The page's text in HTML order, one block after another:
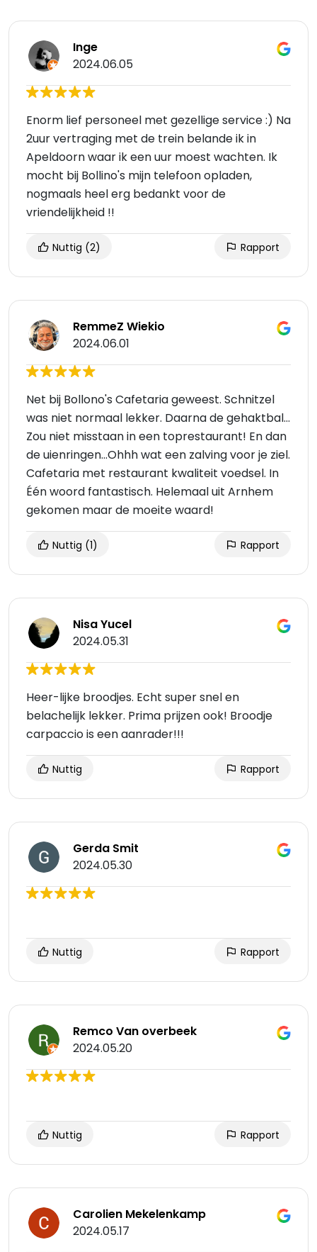
Inge
2024.06.05
Enorm lief personeel met gezellige service :) Na
2uur vertraging met de trein belande ik in
Apeldoorn waar ik een uur moest wachten. Ik
mocht bij Bollino's mijn telefoon opladen,
nogmaals heel erg bedankt voor de
vriendelijkheid !!
Nuttig (2) Rapport
RemmeZ Wiekio
2024.06.01
Net bij Bollono's Cafetaria geweest. Schnitzel
was niet normaal lekker. Daarna de gehaktbal...
Zou niet misstaan in een toprestaurant! En dan
de uienringen...Ohhh wat een zalving voor je ziel.
Cafetaria met restaurant kwaliteit voedsel. In
Één woord fantastisch. Helemaal uit Arnhem
gekomen maar de moeite waard!
Nuttig (1) Rapport
Nisa Yucel
2024.05.31
Heer-lijke broodjes. Echt super snel en
belachelijk lekker. Prima prijzen ook! Broodje
carpaccio is een aanrader!!!
Nuttig Rapport
Gerda Smit
2024.05.30
Nuttig Rapport
Remco Van overbeek
2024.05.20
Nuttig Rapport
Carolien Mekelenkamp
2024.05.17